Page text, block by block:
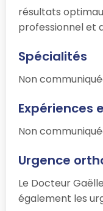
résultats
professionnel et
Spécialités
Non
Expériences
Non
Urgence
Le Docteur
également les